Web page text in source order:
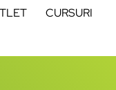
CURSURI